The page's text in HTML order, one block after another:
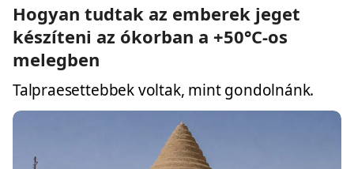
Hogyan tudtak az emberek jeget
készíteni az ókorban a +50°C-os
melegben
Talpraesettebbek voltak, mint gondolnánk.